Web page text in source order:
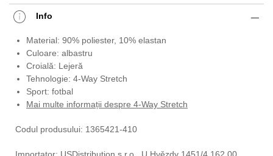
Info
Material: 90% poliester, 10% elastan
Culoare: albastru
Croială: Lejeră
Tehnologie: 4-Way Stretch
Sport: fotbal
Mai multe informații despre 4-Way Stretch
Codul produsului: 1365421-410